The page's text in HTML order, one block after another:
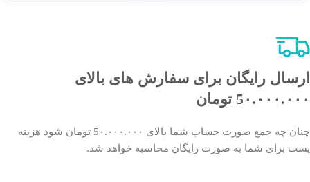
ارسال رایگان برای سفارش های بالای
5٠.٠٠٠.٠٠٠ تومان
چنان چه جمع صورت حساب شما بالای 5٠.٠٠٠.٠٠٠ تومان شود هزینه
پست برای شما به صورت رایگان محاسبه خواهد شد.